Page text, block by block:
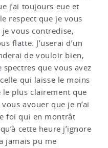
j’ai toujours eue et
respect que je vous
vous contredise,
flatte. J’userai d’un
de vouloir bien,
que vous avez
qui laisse le moins
plus clairement que
avouer que je n’ai
foi qui en montrât
cette heure j’ignore
jamais pu me